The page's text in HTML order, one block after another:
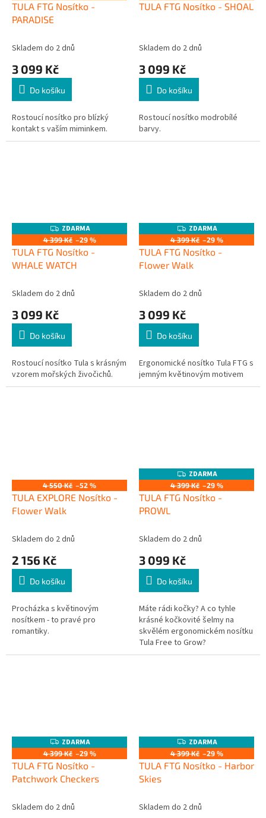
R
TULA FTG Nosítko -
PARADISE
Skladem do 2 dnů
3 099 Kč
Do košíku
Rostoucí nosítko pro blízký
kontakt s vaším miminkem.
R
TULA FTG Nosítko - SHOAL
Skladem do 2 dnů
3 099 Kč
Do košíku
Rostoucí nosítko modrobílé
barvy.
Z
D
A
R
M
A
ZDARMA
4 399 Kč –29 %
TULA FTG Nosítko -
WHALE WATCH
Skladem do 2 dnů
3 099 Kč
Do košíku
Rostoucí nosítko Tula s krásným
vzorem mořských živočichů.
Z
D
A
R
M
A
ZDARMA
4 399 Kč –29 %
TULA FTG Nosítko -
Flower Walk
Skladem do 2 dnů
3 099 Kč
Do košíku
Ergonomické nosítko Tula FTG s
jemným květinovým motivem
4 550 Kč –52 %
TULA EXPLORE Nosítko -
Flower Walk
Skladem do 2 dnů
2 156 Kč
Do košíku
Procházka s květinovým
nosítkem - to pravé pro
romantiky.
Z
D
A
R
ZDARMA
4 399 Kč –29 %
TULA FTG Nosítko -
PROWL
Skladem do 2 dnů
3 099 Kč
Do košíku
Máte rádi kočky? A co tyhle
krásné kočkovité šelmy na
skvělém ergonomickém nosítku
Tula Free to Grow?
Z
D
A
R
M
A
ZDARMA
4 399 Kč –29 %
TULA FTG Nosítko -
Patchwork Checkers
Skladem do 2 dnů
Z
D
A
R
ZDARMA
4 399 Kč –29 %
TULA FTG Nosítko - Harbor
Skies
Skladem do 2 dnů